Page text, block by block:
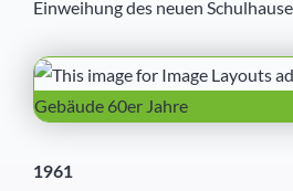
Einweihung des neuen
Gebäude 60er Jahre
1961